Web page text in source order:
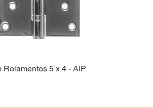
Rolamentos 5 x 4 - AIP